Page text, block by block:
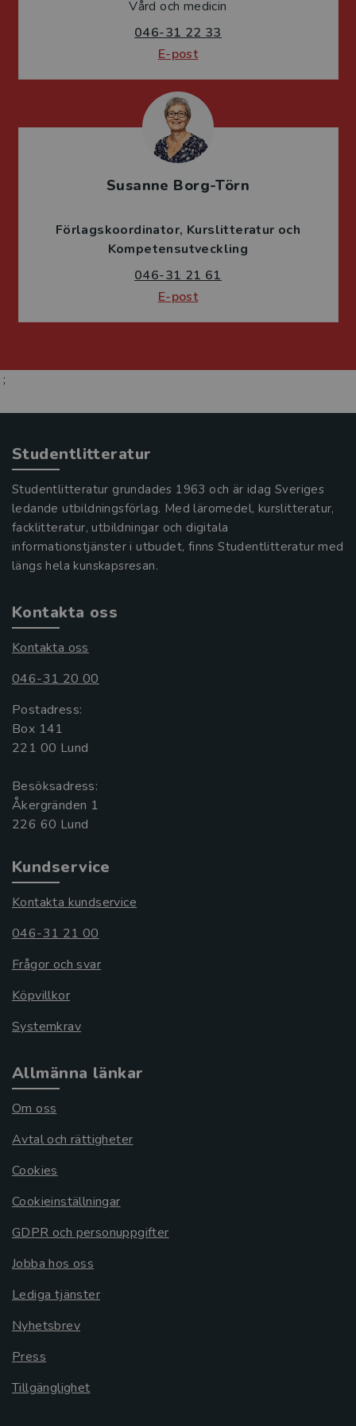
Vård och medicin
046-31 22 33
E-post
Susanne Borg-Törn
Förlagskoordinator Kurslitteratur och
Kompetensutveckling
046-31 21 61
E-post
;
Studentlitteratur
Studentlitteratur grundades 1963 och är idag Sveriges
ledande utbildningsförlag. Med läromedel, kurslitteratur,
facklitteratur, utbildningar och digitala
informationstjänster i utbudet, finns Studentlitteratur med
längs hela kunskapsresan.
Kontakta oss
Kontakta oss
046-31 20 00
Postadress:
Box 141
221 00 Lund
Besöksadress:
Åkergränden 1
Kundservice
Kontakta kundservice
046-31 21 00
Frågor och svar
Köpvillkor
Systemkrav
Allmänna länkar
Om oss
Avtal och rättigheter
Cookies
Cookieinställningar
GDPR och personuppgifter
Jobba hos oss
Lediga tjänster
Nyhetsbrev
Press
Tillgänglighet